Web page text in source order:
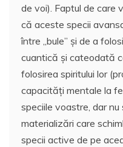
de voi). Faptul de care
că aceste specii
între „bule” și de a
cuantică și cateodată
folosirea spiritului lor
capacități mentale la
speciile voastre, dar
materializări care
specii active de pe